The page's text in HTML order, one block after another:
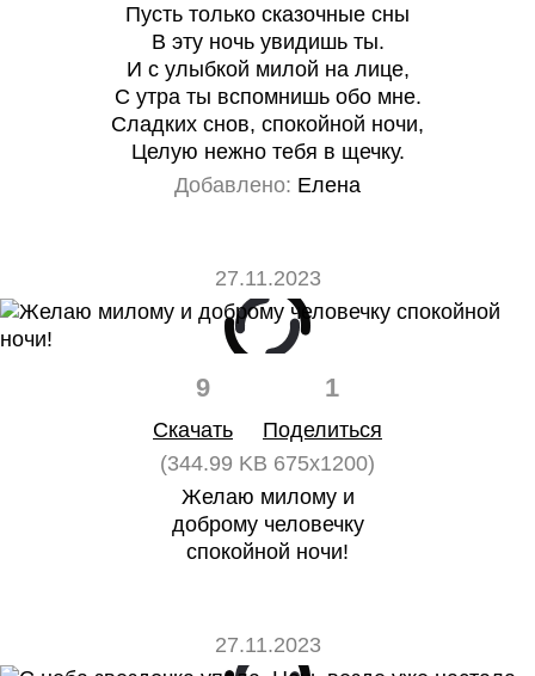
Пусть только сказочные сны
В эту ночь увидишь ты.
И с улыбкой милой на лице,
С утра ты вспомнишь обо мне.
Сладких снов, спокойной ночи,
Целую нежно тебя в щечку.
Добавлено: Елена
27.11.2023
9 1
Скачать
Поделиться
(344.99 KB 675x1200)
Желаю милому и
доброму человечку
спокойной ночи!
27.11.2023